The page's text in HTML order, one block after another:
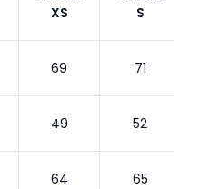
XS
S
69 71
49 52
64 65